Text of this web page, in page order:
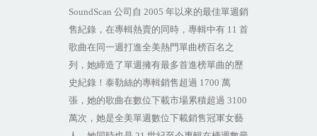
SoundScan 公司自 2005 年以來的最佳單週銷
售紀錄，在專輯熱賣的同時，專輯中有 11 首
歌曲在同一週打進全美熱門單曲榜百名之
列，她締造了單週擁有最多首進榜單曲的歷
史紀錄！泰勒絲的專輯銷售超過 1700 萬
張，她的歌曲在數位下載市場累積超過 3100
萬次，她是全美單週數位下載銷售冠軍女藝